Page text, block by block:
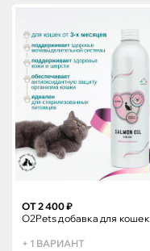
ОТ 2 400 ₽
O2Pets добавка для кошек
+ 1 ВАРИАНТ